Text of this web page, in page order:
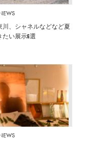
川、シャネルなどなど夏
い展示6選